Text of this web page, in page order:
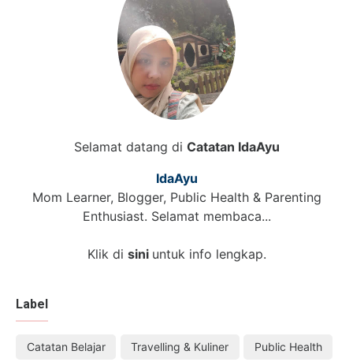
Selamat datang di Catatan IdaAyu
IdaAyu
Mom Learner, Blogger, Public Health & Parenting
Enthusiast. Selamat membaca...
Klik di sini untuk info lengkap.
Label
Catatan Belajar Travelling & Kuliner Public Health